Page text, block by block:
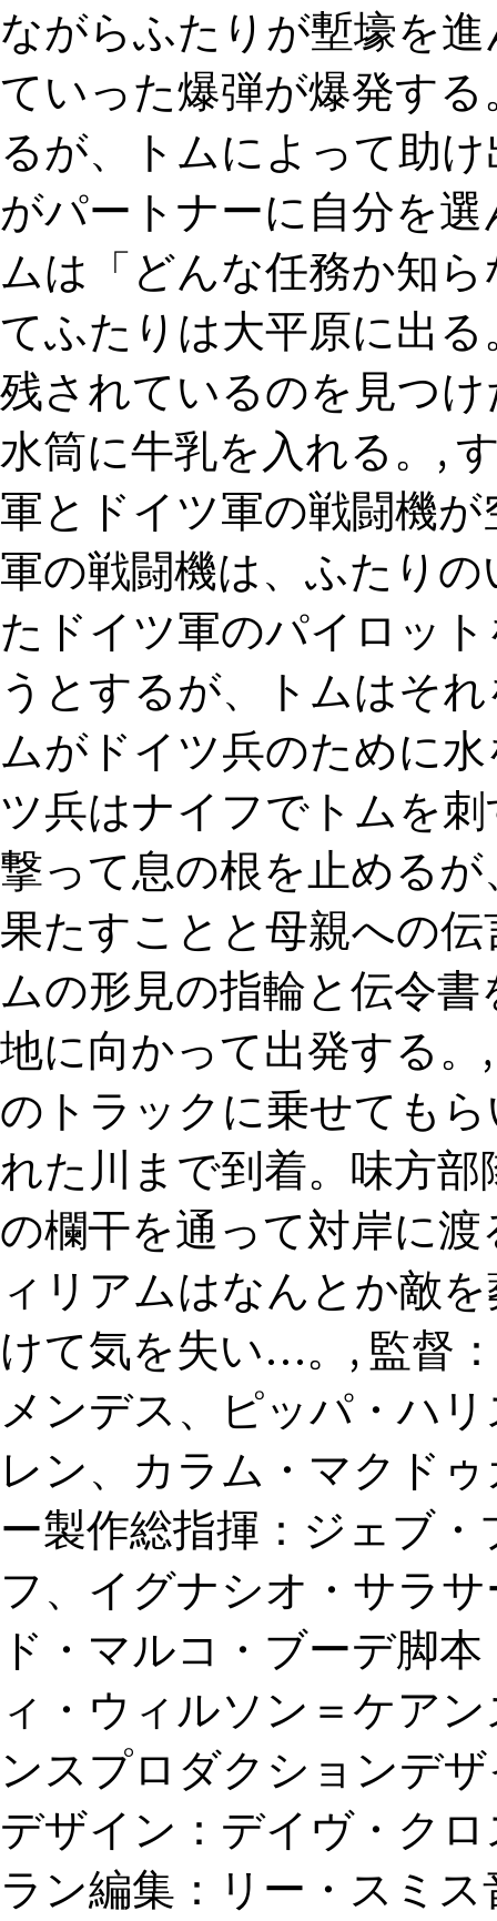
ながらふたりが塹壕を
ていった爆弾が爆発す
るが、トムによって助
がパートナーに自分を
ムは「どんな任務か知
てふたりは大平原に出
残されているのを見つ
水筒に牛乳を入れる。,
軍とドイツ軍の戦闘機
軍の戦闘機は、ふたり
たドイツ軍のパイロッ
うとするが、トムはそ
ムがドイツ兵のために
ツ兵はナイフでトムを
撃って息の根を止める
果たすことと母親への
ムの形見の指輪と伝令
地に向かって出発する
のトラックに乗せても
れた川まで到着。味方
の欄干を通って対岸に
ィリアムはなんとか敵
けて気を失い…。, 監督
メンデス、ピッパ・ハ
レン、カラム・マクド
ー製作総指揮：ジェブ
フ、イグナシオ・サラ
ド・マルコ・ブーデ脚
ィ・ウィルソン＝ケア
ンスプロダクションデ
デザイン：デイヴ・ク
ラン編集：リー・スミ